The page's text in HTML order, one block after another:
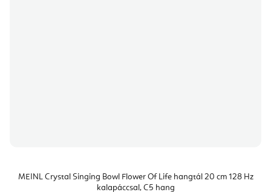
MEINL Crystal Singing Bowl Flower Of Life hangtál 20 cm 128 Hz
kalapáccsal, C5 hang